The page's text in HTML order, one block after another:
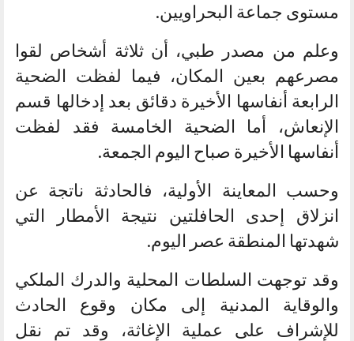
مستوى جماعة البحراويين.
وعلم من مصدر طبي، أن ثلاثة أشخاص لقوا
مصرعهم بعين المكان، فيما لفظت الضحية
الرابعة أنفاسها الأخيرة دقائق بعد إدخالها قسم
الإنعاش، أما الضحية الخامسة فقد لفظت
أنفاسها الأخيرة صباح اليوم الجمعة.
وحسب المعاينة الأولية، فالحادثة ناتجة عن
انزلاق إحدى الحافلتين نتيجة الأمطار التي
شهدتها المنطقة عصر اليوم.
وقد توجهت السلطات المحلية والدرك الملكي
والوقاية المدنية إلى مكان وقوع الحادث
للإشراف على عملية الإغاثة، وقد تم نقل